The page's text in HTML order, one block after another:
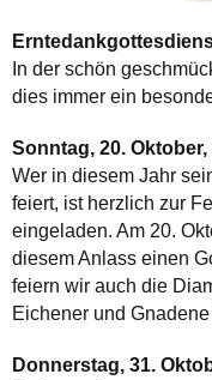
In der schön
dies immer ein
Sonntag, 20.
Wer in diesem Jahr
feiert, ist herzlich zur
eingeladen. Am 20.
diesem Anlass einen
feiern wir auch die
Eichener und
Donnerstag, 31.